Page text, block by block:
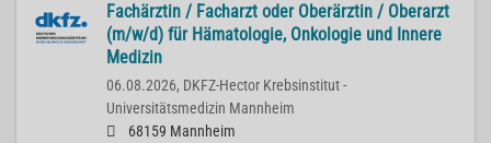
Fachärztin / Facharzt oder Oberärztin / Oberarzt
(m/w/d) für Hämatologie, Onkologie und Innere
Medizin
06.08.2026, DKFZ-Hector Krebsinstitut -
Universitätsmedizin Mannheim
68159 Mannheim